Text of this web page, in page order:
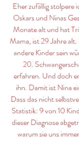
Eher zufällig stolpere
Oskars und Ninas
Monate alt und hat
Mama, ist 29 Jahre
andere Kinder sein
20.
erfahren. Und doch
ihn. Damit ist Nina
Dass das nicht
Statistik: 9 von 10
dieser Diagnose
warum sie uns